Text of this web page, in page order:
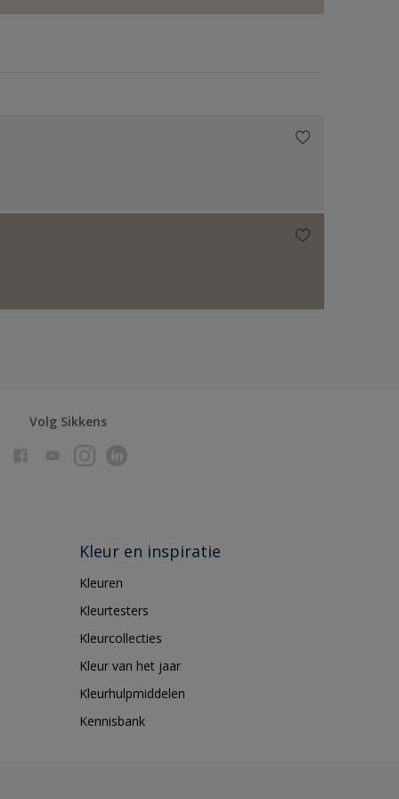
Volg Sikkens
Kleur en inspiratie
Kleuren
Kleurtesters
Kleurcollecties
Kleur van het jaar
Kleurhulpmiddelen
Kennisbank